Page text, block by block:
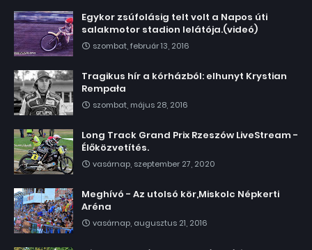
Egykor zsúfolásig telt volt a Napos úti
salakmotor stadion lelátója.(videó)
szombat, február 13, 2016
Tragikus hír a kórházból: elhunyt Krystian
Rempała
szombat, május 28, 2016
Long Track Grand Prix Rzeszów LiveStream -
Élőközvetítés.
vasárnap, szeptember 27, 2020
Meghívó - Az utolsó kör,Miskolc Népkerti
Aréna
vasárnap, augusztus 21, 2016